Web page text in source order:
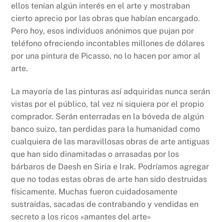
ellos tenían algún interés en el arte y mostraban
cierto aprecio por las obras que habían encargado.
Pero hoy, esos individuos anónimos que pujan por
teléfono ofreciendo incontables millones de dólares
por una pintura de Picasso, no lo hacen por amor al
arte.
La mayoría de las pinturas así adquiridas nunca serán
vistas por el público, tal vez ni siquiera por el propio
comprador. Serán enterradas en la bóveda de algún
banco suizo, tan perdidas para la humanidad como
cualquiera de las maravillosas obras de arte antiguas
que han sido dinamitadas o arrasadas por los
bárbaros de Daesh en Siria e Irak. Podríamos agregar
que no todas estas obras de arte han sido destruidas
físicamente. Muchas fueron cuidadosamente
sustraídas, sacadas de contrabando y vendidas en
secreto a los ricos «amantes del arte»